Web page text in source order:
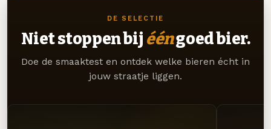
DE SELECTIE
Niet stoppen bij ééngoed bier.
Doe de smaaktest en ontdek welke bieren écht in
jouw straatje liggen.